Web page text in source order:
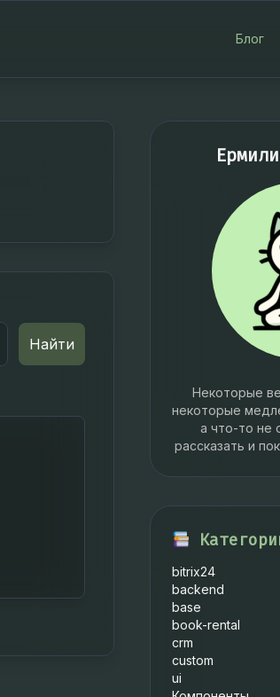
Блог
Найти
Некоторые
некоторые
а что-то не
рассказать и
bitrix24
backend
base
book-rental
crm
custom
ui